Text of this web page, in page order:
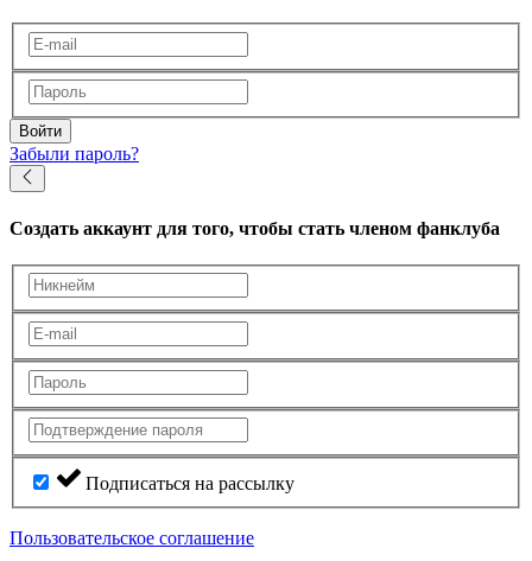
Войти
Забыли пароль?
Создать аккаунт для того, чтобы стать членом фанклуба
Подписаться на рассылку
Пользовательское соглашение